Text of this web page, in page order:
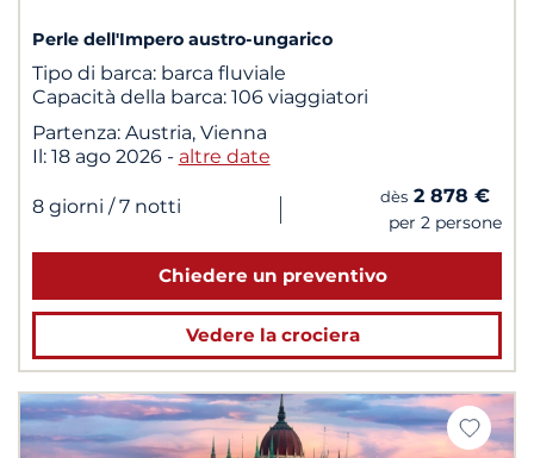
Perle dell'Impero austro-ungarico
Tipo di barca: barca fluviale
Capacità della barca: 106 viaggiatori
Partenza: Austria, Vienna
Il: 18 ago 2026 - altre date
8 giorni / 7 notti | dès 2 878 €
per 2 persone
Chiedere un preventivo
Vedere la crociera